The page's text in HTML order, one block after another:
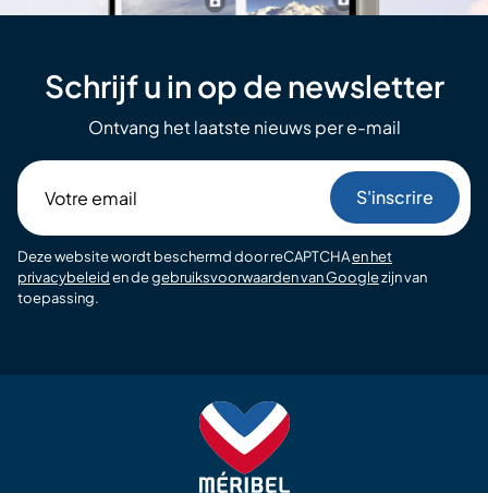
Schrijf u in op de newsletter
Ontvang het laatste nieuws per e-mail
email
Deze website wordt beschermd door reCAPTCHAen het
privacybeleiden degebruiksvoorwaarden van Googlezijn van
toepassing.